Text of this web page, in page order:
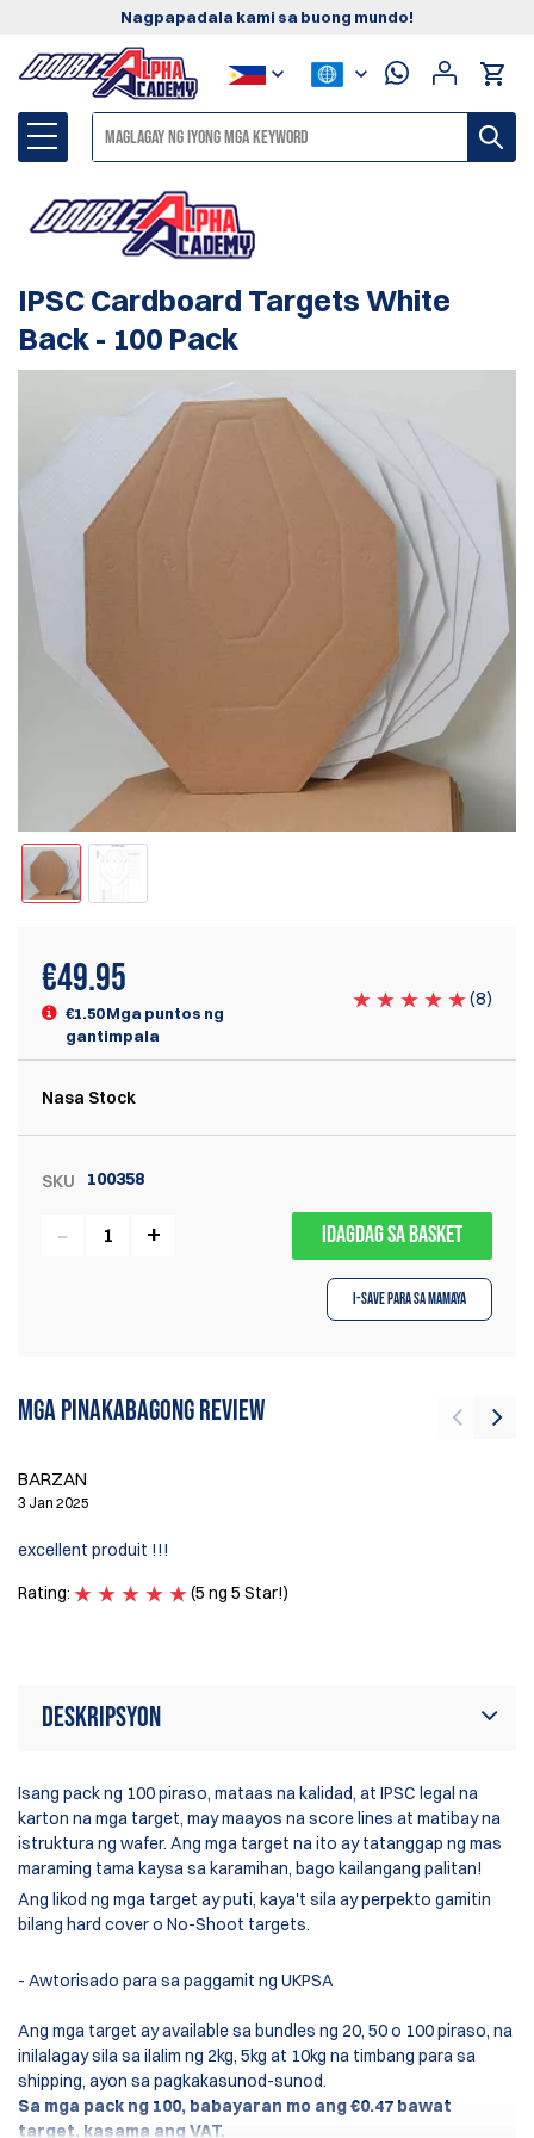
Nagpapadala kami sa buong mundo!
IPSC Cardboard Targets White
Back - 100 Pack
€49.95
€1.50 Mga puntos ng
gantimpala
(8)
Nasa Stock
SKU 100358
IDAGDAG SA BASKET
I-save para sa Mamaya
Mga pinakabagong review
BARZAN
3 Jan 2025
excellent produit !!!
Rating:
(5 ng 5 Star!)
Deskripsyon
Isang pack ng 100 piraso, mataas na kalidad, at IPSC legal na
karton na mga target, may maayos na score lines at matibay na
istruktura ng wafer. Ang mga target na ito ay tatanggap ng mas
maraming tama kaysa sa karamihan, bago kailangang palitan!
Ang likod ng mga target ay puti, kaya't sila ay perpekto gamitin
bilang hard cover o No-Shoot targets.
- Awtorisado para sa paggamit ng UKPSA
Ang mga target ay available sa bundles ng 20, 50 o 100 piraso, na
inilalagay sila sa ilalim ng 2kg, 5kg at 10kg na timbang para sa
shipping, ayon sa pagkakasunod-sunod.
Sa mga pack ng 100, babayaran mo ang €0.47 bawat
target, kasama ang VAT.